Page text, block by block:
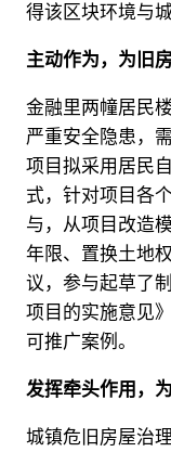
得该区块环境与
主动作为，为旧
金融里两幢居民
严重安全隐患，
项目拟采用居民
式，针对项目各
与，从项目改造
年限、置换土地
议，参与起草了
项目的实施意见
可推广案例。
发挥牵头作用，
城镇危旧房屋治